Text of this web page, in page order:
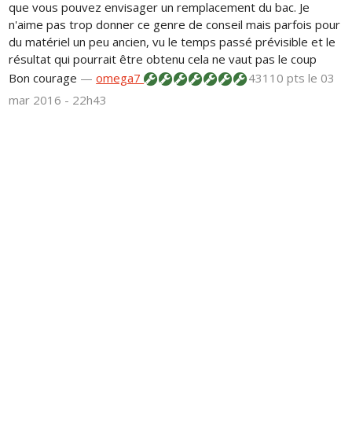
que vous pouvez envisager un remplacement du bac. Je
n'aime pas trop donner ce genre de conseil mais parfois pour
du matériel un peu ancien, vu le temps passé prévisible et le
résultat qui pourrait être obtenu cela ne vaut pas le coup
Bon courage —omega7 43110 ptsle 03
mar 2016 - 22h43